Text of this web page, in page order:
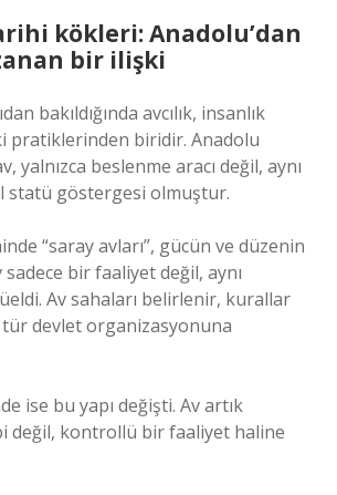
kökleri: Anadolu’dan
bir ilişki
bakıldığında avcılık, insanlık
pratiklerinden biridir. Anadolu
yalnızca beslenme aracı değil, aynı
statü göstergesi olmuştur.
“saray avları”, gücün ve düzenin
bir faaliyet değil, aynı
Av sahaları belirlenir, kurallar
devlet organizasyonuna
ise bu yapı değişti. Av artık
değil, kontrollü bir faaliyet haline